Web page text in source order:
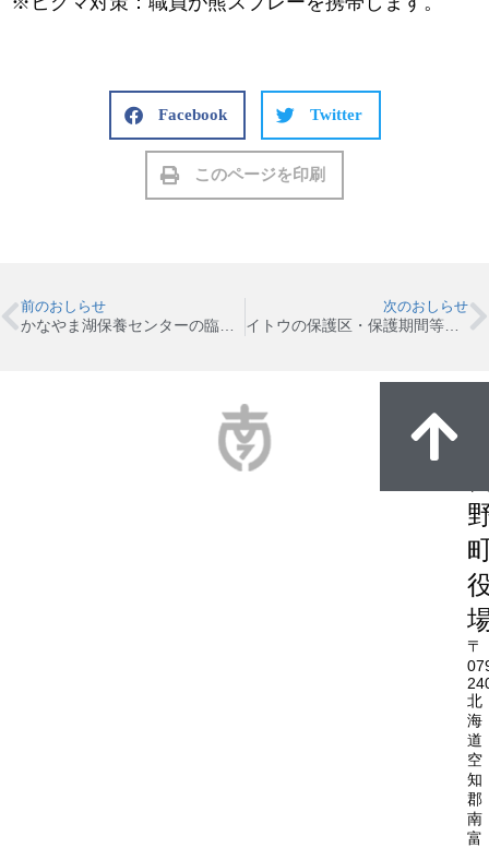
Facebook Twitter
このページを印刷
前のおしらせ 次のおしらせ
イトウの保護区・保護期間等を定めました！
〒
北
海
道
空
知
郡
南
富